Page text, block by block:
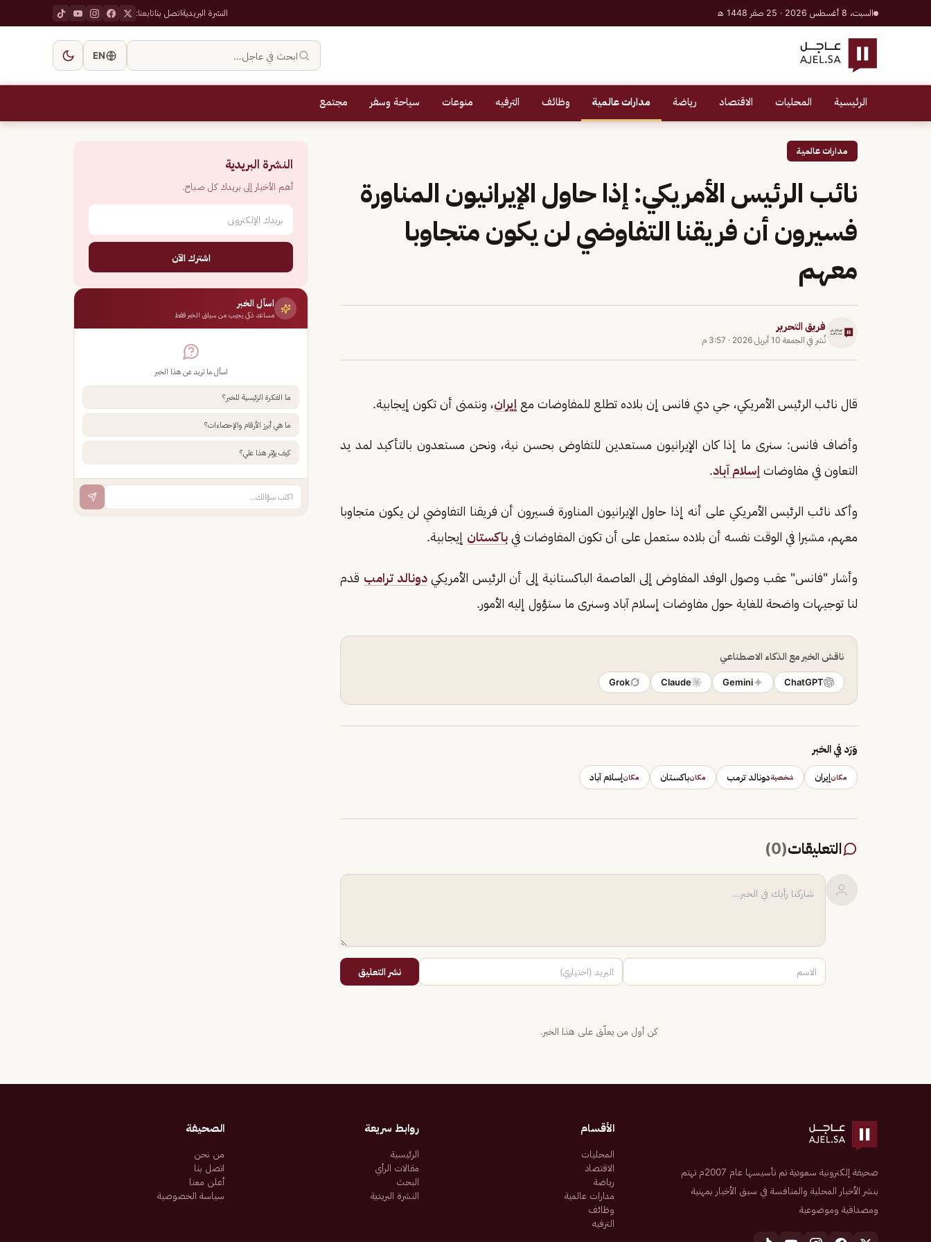
السبت، 8 أغسطس 2026 · 25 صفر 1448 هـ النشرة البريديةاتصل بناتابعنا:
ابحث في عاجل… EN
الرئيسية المحليات الاقتصاد رياضة مدارات عالمية وظائف الترفيه منوعات سياحة وسفر مجتمع
مدارات عالمية
نائب الرئيس الأمريكي: إذا حاول الإيرانيون المناورة
فسيرون أن فريقنا التفاوضي لن يكون متجاوبا
معهم
فريق التحرير
نُشر في الجمعة 10 أبريل 2026 · 3:57 م
قال ⁠نائب الرئيس الأمريكي، جي دي فانس إن بلاده تطلع للمفاوضات مع إيران، ونتمنى أن تكون إيجابية.
وأضاف فانس: سنرى ما إذا كان الإيرانيون مستعدين للتفاوض بحسن نية، ونحن مستعدون بالتأكيد لمد يد
التعاون في مفاوضات إسلام آباد.
وأكد ⁠نائب الرئيس الأمريكي على أنه إذا حاول الإيرانيون المناورة فسيرون أن فريقنا التفاوضي لن يكون متجاوبا
معهم، مشيرا في الوقت نفسه أن بلاده ستعمل على أن تكون المفاوضات في باكستان إيجابية.
وأشار "فانس" عقب وصول الوفد المفاوض إلى العاصمة الباكستانية إلى أن الرئيس الأمريكيدونالد ترامب قدم
لنا توجيهات واضحة للغاية حول مفاوضات إسلام آباد وسنرى ما ستؤول إليه الأمور.
ناقش الخبر مع الذكاء الاصطناعي
ChatGPT
Gemini
Claude
Grok
وَرَد في الخبر
مكانإيران شخصيةدونالد ترمب مكانباكستان مكانإسلام آباد
التعليقات(
0
)
نشر التعليق
كن أول من يعلّق على هذا الخبر.
النشرة البريدية
أهم الأخبار إلى بريدك كل صباح.
اشترك الآن
اسأل الخبر
مساعد ذكي يجيب من سياق الخبر فقط
اسأل ما تريد عن هذا الخبر
ما الفكرة الرئيسية للخبر؟
ما هي أبرز الأرقام والإحصاءات؟
كيف يؤثر هذا علي؟
صحيفة إلكترونية سعودية تم تأسيسها عام 2007م تهتم
بنشر الأخبار المحلية والمنافسة في سبق الأخبار بمهنية
ومصداقية وموضوعية
الأقسام
المحليات
الاقتصاد
رياضة
مدارات عالمية
وظائف
الترفيه
روابط سريعة
الرئيسية
مقالات الرأي
البحث
النشرة البريدية
الصحيفة
من نحن
اتصل بنا
أعلن معنا
سياسة الخصوصية